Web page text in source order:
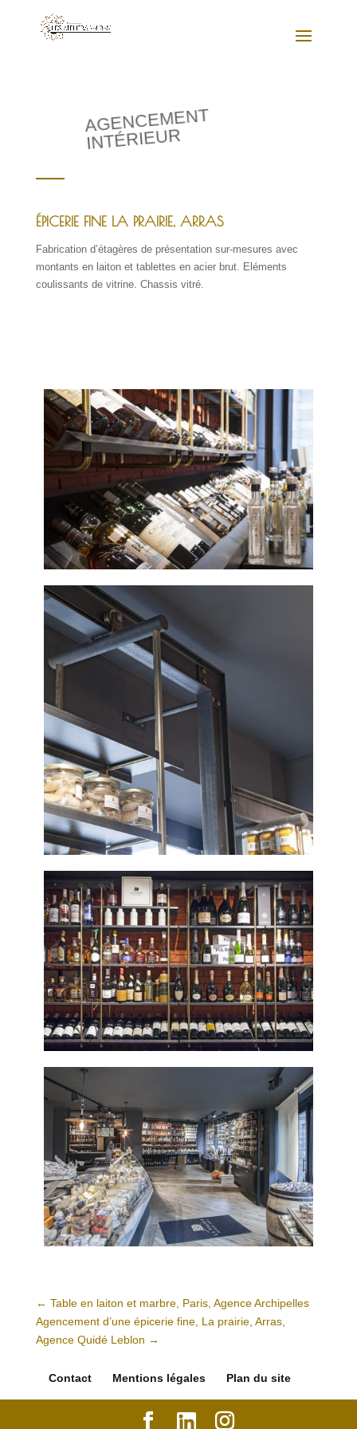
AGENCEMENT
INTÉRIEUR
ÉPICERIE FINE LA PRAIRIE, ARRAS
Fabrication d’étagères de présentation sur-mesures avec
montants en laiton et tablettes en acier brut. Eléments
coulissants de vitrine. Chassis vitré.
← Table en laiton et marbre, Paris, Agence Archipelles
Agencement d’une épicerie fine, La prairie, Arras,
Agence Quidé Leblon →
Contact Mentions légales Plan du site